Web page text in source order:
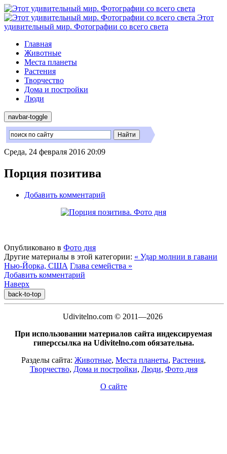
Этот
удивительный мир. Фотографии со всего света
Главная
Животные
Места планеты
Растения
Творчество
Дома и постройки
Люди
navbar-toggle
Среда, 24 февраля 2016 20:09
Порция позитива
Добавить комментарий
Опубликовано в Фото дня
Другие материалы в этой категории: « Удар молнии в гавани
Нью-Йорка, США Глава семейства »
Добавить комментарий
Наверх
back-to-top
Udivitelno.com © 2011—2026
При использовании материалов сайта индексируемая
гиперссылка на Udivitelno.com обязательна.
Разделы сайта: Животные, Места планеты, Растения,
Творчество, Дома и постройки, Люди, Фото дня
О сайте